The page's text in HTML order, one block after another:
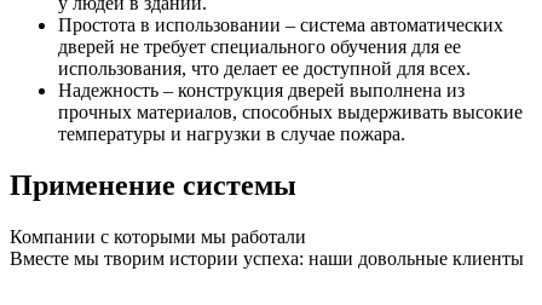
Простота в использовании – система автоматических
дверей не требует специального обучения для ее
использования, что делает ее доступной для всех.
Надежность – конструкция дверей выполнена из
прочных материалов, способных выдерживать высокие
температуры и нагрузки в случае пожара.
Применение системы
Компании с которыми мы работали
Вместе мы творим истории успеха: наши довольные клиенты